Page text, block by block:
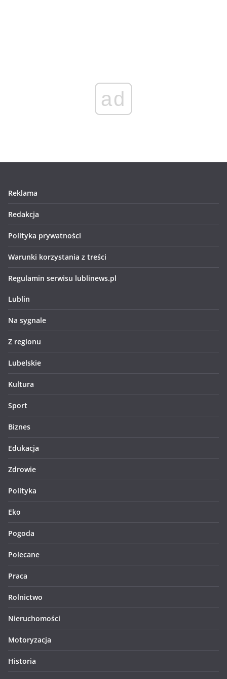
ad
Reklama
Redakcja
Polityka prywatności
Warunki korzystania z treści
Regulamin serwisu lublinews.pl
Lublin
Na sygnale
Z regionu
Lubelskie
Kultura
Sport
Biznes
Edukacja
Zdrowie
Polityka
Eko
Pogoda
Polecane
Praca
Rolnictwo
Nieruchomości
Motoryzacja
Historia